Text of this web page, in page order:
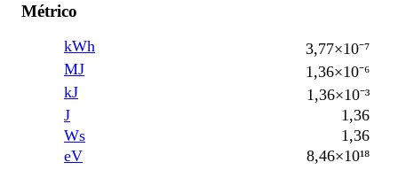
Métrico
kWh
3,77×10⁻⁷
MJ
1,36×10⁻⁶
kJ
1,36×10⁻³
J
1,36
Ws
1,36
eV
8,46×10¹⁸